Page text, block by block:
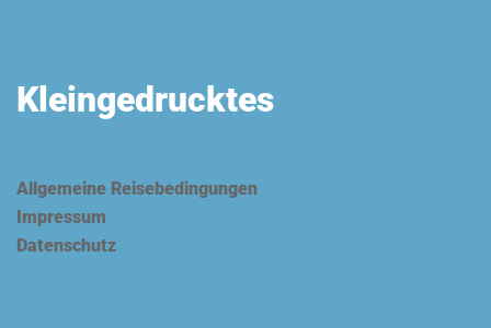
Kleingedrucktes
Allgemeine Reisebedingungen
Impressum
Datenschutz